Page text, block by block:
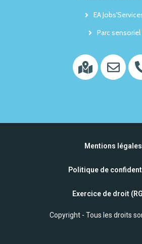
EA
Parc sensoriel
Mentions légales
Politique de
Exercice de droit
Copyright - Tous les droits